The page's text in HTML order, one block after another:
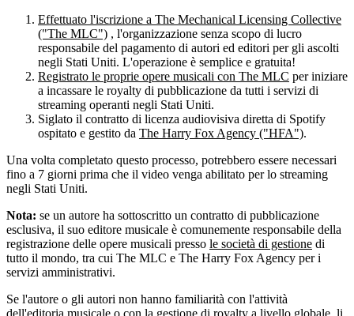
Effettuato l'iscrizione a The Mechanical Licensing Collective
("The MLC") , l'organizzazione senza scopo di lucro
responsabile del pagamento di autori ed editori per gli ascolti
negli Stati Uniti. L'operazione è semplice e gratuita!
Registrato le proprie opere musicali con The MLC per iniziare
a incassare le royalty di pubblicazione da tutti i servizi di
streaming operanti negli Stati Uniti.
Siglato il contratto di licenza audiovisiva diretta di Spotify
ospitato e gestito da The Harry Fox Agency ("HFA").
Una volta completato questo processo, potrebbero essere necessari
fino a 7 giorni prima che il video venga abilitato per lo streaming
negli Stati Uniti.
Nota: se un autore ha sottoscritto un contratto di pubblicazione
esclusiva, il suo editore musicale è comunemente responsabile della
registrazione delle opere musicali presso le società di gestione di
tutto il mondo, tra cui The MLC e The Harry Fox Agency per i
servizi amministrativi.
Se l'autore o gli autori non hanno familiarità con l'attività
dell'editoria musicale o con la gestione di royalty a livello globale, li